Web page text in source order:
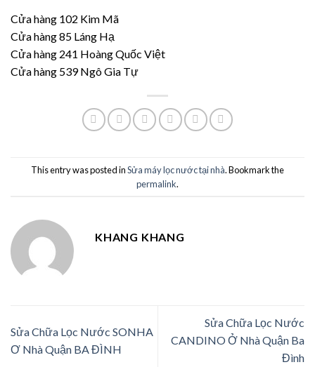
Cửa hàng 102 Kim Mã
Cửa hàng 85 Láng Hạ
Cửa hàng 241 Hoàng Quốc Việt
Cửa hàng 539 Ngô Gia Tự
This entry was posted inSửa máy lọc nước tại nhà. Bookmark the
permalink.
KHANG KHANG
Sửa Chữa Lọc Nước SONHA
Ơ Nhà Quận BA ĐÌNH
Sửa Chữa Lọc Nước
CANDINO Ở Nhà Quận Ba
Đình